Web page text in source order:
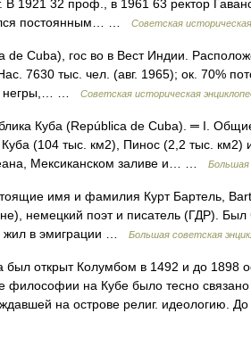
1921 32 проф., в 1961 63 ректор
постоянным… …
Советская
Cuba), гос во в Вест Индии.
7630 тыс. чел. (авг. 1965); ок. 70%
негры,… …
Советская историческая
Куба (República de Cuba). ═ I.
Куба (104 тыс. км2), Пинос (2,2 тыс.
Мексиканском заливе и… …
Большая
имя и фамилия Курт Бартель,
немецкий поэт и писатель (ГДР).
жил в эмиграции …
Большая советская
открыт Колумбом в 1492 и до 1898
философии на Кубе было тесно связано
на острове религ. идеологию.